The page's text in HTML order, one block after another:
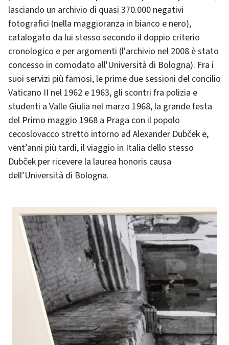
lasciando un archivio di quasi 370.000 negativi
fotografici (nella maggioranza in bianco e nero),
catalogato da lui stesso secondo il doppio criterio
cronologico e per argomenti (l'archivio nel 2008 è stato
concesso in comodato all'Università di Bologna). Fra i
suoi servizi più famosi, le prime due sessioni del concilio
Vaticano II nel 1962 e 1963, gli scontri fra polizia e
studenti a Valle Giulia nel marzo 1968, la grande festa
del Primo maggio 1968 a Praga con il popolo
cecoslovacco stretto intorno ad Alexander Dubček e,
vent’anni più tardi, il viaggio in Italia dello stesso
Dubček per ricevere la laurea honoris causa
dell’Università di Bologna.